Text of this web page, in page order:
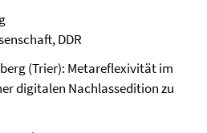
DDR
(Trier): Metareflexivität im
digitalen Nachlassedition zu